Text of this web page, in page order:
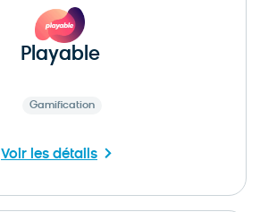
Playable
Gamification
Voir les détails